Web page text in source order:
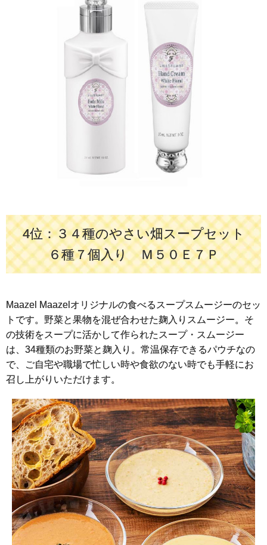
4位：３４種のやさい畑スープセット
６種７個入り Ｍ５０Ｅ７Ｐ
Maazel Maazelオリジナルの食べるスープスムージーのセッ
トです。野菜と果物を混ぜ合わせた麹入りスムージー。そ
の技術をスープに活かして作られたスープ・スムージー
は、34種類のお野菜と麹入り。常温保存できるパウチなの
で、ご自宅や職場で忙しい時や食欲のない時でも手軽にお
召し上がりいただけます。